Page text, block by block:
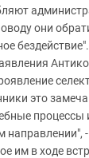
они
это
процессы
им в ходе